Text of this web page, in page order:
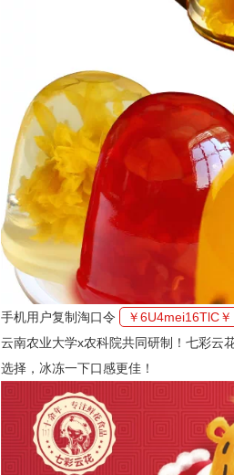
手机用户复制淘口令
￥6U4mei16TlC￥
云南农业大学x农科院共同研制！七彩云
选择，冰冻一下口感更佳！